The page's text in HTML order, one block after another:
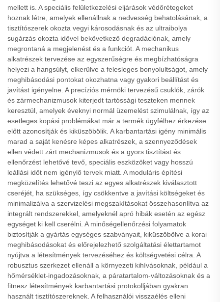
mellett is. A speciális felületkezelési eljárások védőrétegeket
hoznak létre, amelyek ellenállnak a nedvesség behatolásának, a
tisztítószerek okozta vegyi károsodásnak és az ultraibolya
sugárzás okozta idővel bekövetkező degradációnak, amely
megrontaná a megjelenést és a funkciót. A mechanikus
alkatrészek tervezése az egyszerűségre és megbízhatóságra
helyezi a hangsúlyt, elkerülve a felesleges bonyolultságot, amely
meghibásodási pontokat okozhatna vagy gyakori beállítást és
javítást igényelne. A precíziós mérnöki tervezésű csuklók, zárók
és zármechanizmusok kiterjedt tartóssági teszteken mennek
keresztül, amelyek éveknyi normál üzemelést szimulálnak, így az
esetleges kopási problémákat már a termék ügyfélhez érkezése
előtt azonosítják és kiküszöbölik. A karbantartási igény minimális
marad a saját kenésre képes alkatrészek, a szennyeződések
ellen védett zárt mechanizmusok és a gyors tisztítást és
ellenőrzést lehetővé tevő, speciális eszközöket vagy hosszú
leállási időt nem igénylő tervek miatt. A moduláris építési
megközelítés lehetővé teszi az egyes alkatrészek kiválasztott
cseréjét, ha szükséges, így csökkentve a javítási költségeket és
minimalizálva a szervizelési megszakításokat összehasonlítva az
integrált rendszerekkel, amelyeknél apró hibák esetén az egész
egységet ki kell cserélni. A minőségellenőrzési folyamatok
biztosítják a gyártás egységes szabványait, kiküszöbölve a korai
meghibásodásokat és előrejelezhető szolgáltatási élettartamot
nyújtva a létesítmények tervezéséhez és költségvetési célra. A
robusztus szerkezet ellenáll a környezeti kihívásoknak, például a
hőmérséklet-ingadozásoknak, a páratartalom-változásoknak és a
fitnesz létesítmények karbantartási protokolljában gyakran
használt tisztítószereknek. A felhasználói visszaélés elleni